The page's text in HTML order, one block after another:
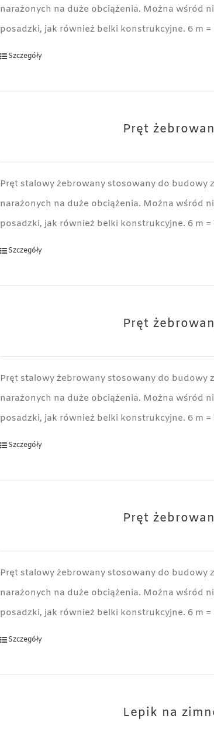
narażonych na duże obciążenia. Można wśród
posadzki, jak również belki konstrukcyjne. 6 m =
Szczegóły
Pręt
Pręt stalowy żebrowany stosowany do budowy
narażonych na duże obciążenia. Można wśród
posadzki, jak również belki konstrukcyjne. 6 m =
Szczegóły
Pręt
Pręt stalowy żebrowany stosowany do budowy
narażonych na duże obciążenia. Można wśród
posadzki, jak również belki konstrukcyjne. 6 m =
Szczegóły
Pręt
Pręt stalowy żebrowany stosowany do budowy
narażonych na duże obciążenia. Można wśród
posadzki, jak również belki konstrukcyjne. 6 m =
Szczegóły
Lepik na